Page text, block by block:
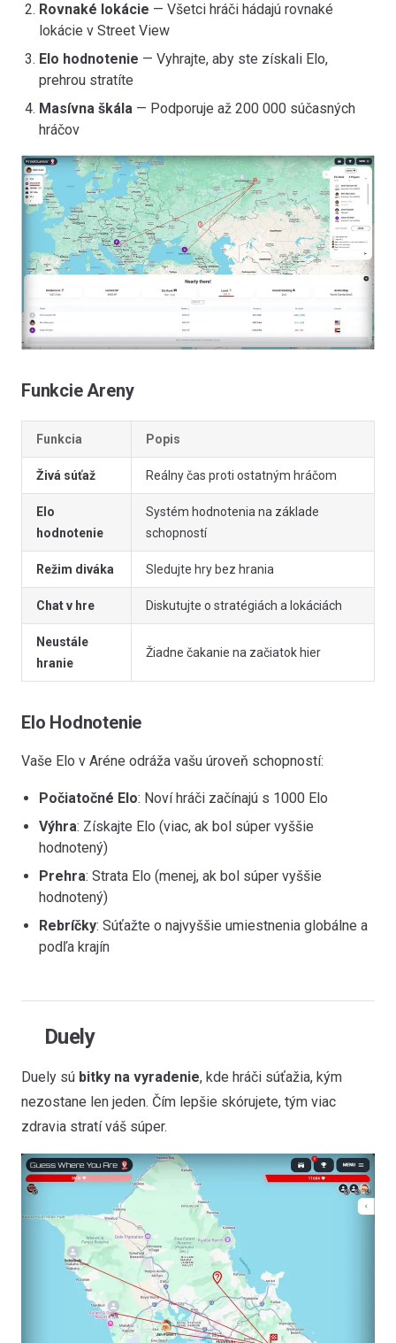
Rovnaké lokácie — Všetci hráči hádajú rovnaké
lokácie v Street View
Elo hodnotenie — Vyhrajte, aby ste získali Elo,
prehrou stratíte
Masívna škála — Podporuje až 200 000 súčasných
hráčov
Funkcie Areny
Funkcia Popis
Živá súťaž Reálny čas proti ostatným hráčom
Elo
hodnotenie
Systém hodnotenia na základe
schopností
Režim diváka Sledujte hry bez hrania
Chat v hre Diskutujte o stratégiách a lokáciách
Neustále
hranie
Žiadne čakanie na začiatok hier
Elo Hodnotenie
Vaše Elo v Aréne odráža vašu úroveň schopností:
Počiatočné Elo: Noví hráči začínajú s 1000 Elo
Výhra: Získajte Elo (viac, ak bol súper vyššie
hodnotený)
Prehra: Strata Elo (menej, ak bol súper vyššie
hodnotený)
Rebríčky: Súťažte o najvyššie umiestnenia globálne a
podľa krajín
Duely
Duely sú bitky na vyradenie, kde hráči súťažia, kým
nezostane len jeden. Čím lepšie skórujete, tým viac
zdravia stratí váš súper.